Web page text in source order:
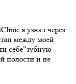
я узнал через
между моей
себе"зубную
полости и не